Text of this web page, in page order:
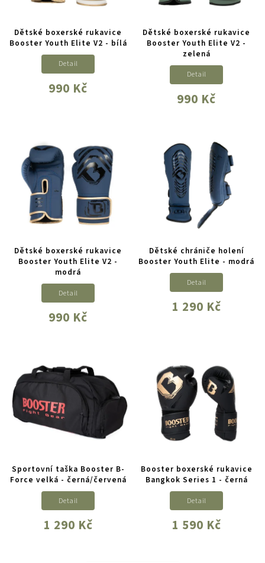
Dětské boxerské rukavice
Booster Youth Elite V2 - bílá
990 Kč
Detail
Dětské boxerské rukavice
Booster Youth Elite V2 -
zelená
990 Kč
Detail
Dětské boxerské rukavice
Booster Youth Elite V2 -
modrá
990 Kč
Detail
Dětské chrániče holení
Booster Youth Elite - modrá
1 290 Kč
Detail
Sportovní taška Booster B-
Force velká - černá/červená
1 290 Kč
Detail
Booster boxerské rukavice
Bangkok Series 1 - černá
1 590 Kč
Detail